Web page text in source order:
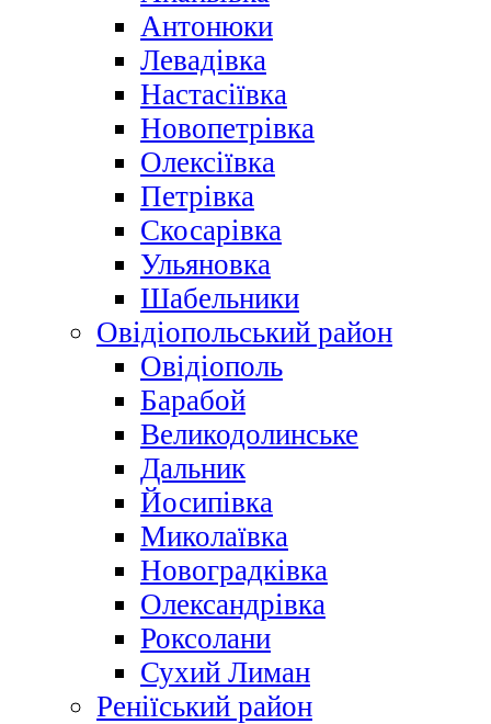
Антонюки
Левадівка
Настасіївка
Новопетрівка
Олексіївка
Петрівка
Скосарівка
Ульяновка
Шабельники
Овідіопольський район
Овідіополь
Барабой
Великодолинське
Дальник
Йосипівка
Миколаївка
Новоградківка
Олександрівка
Роксолани
Сухий Лиман
Реніїський район